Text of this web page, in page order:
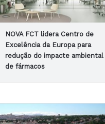
NOVA FCT lidera Centro de
Excelência da Europa para
redução do impacte ambiental
de fármacos